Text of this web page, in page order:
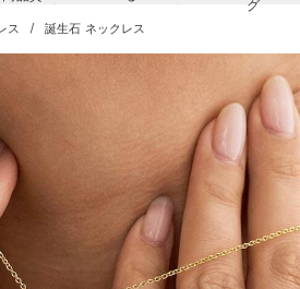
グ
ス 誕生石 ネックレス